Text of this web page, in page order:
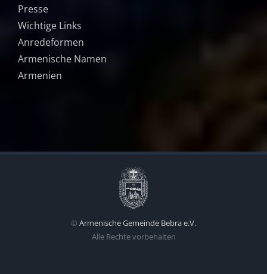
Presse
Wichtige Links
Anredeformen
Armenische Namen
Armenien
© Armenische Gemeinde Bebra e.V.
Alle Rechte vorbehalten